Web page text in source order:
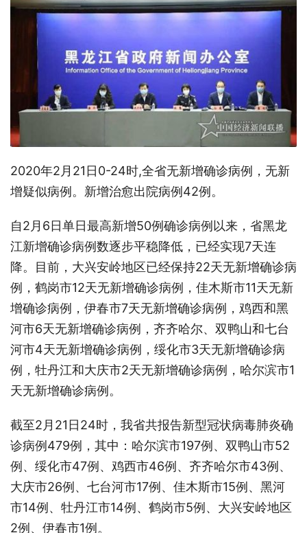
2020年2月21日0-24时,全省无新增确诊病例，无新
增疑似病例。新增治愈出院病例42例。
自2月6日单日最高新增50例确诊病例以来，省黑龙
江新增确诊病例数逐步平稳降低，已经实现7天连
降。目前，大兴安岭地区已经保持22天无新增确诊病
例，鹤岗市12天无新增确诊病例，佳木斯市11天无新
增确诊病例，伊春市7天无新增确诊病例，鸡西和黑
河市6天无新增确诊病例，齐齐哈尔、双鸭山和七台
河市4天无新增确诊病例，绥化市3天无新增确诊病
例，牡丹江和大庆市2天无新增确诊病例，哈尔滨市1
天无新增确诊病例。
截至2月21日24时，我省共报告新型冠状病毒肺炎确
诊病例479例，其中：哈尔滨市197例、双鸭山市52
例、绥化市47例、鸡西市46例、齐齐哈尔市43例、
大庆市26例、七台河市17例、佳木斯市15例、黑河
市14例、牡丹江市14例、鹤岗市5例、大兴安岭地区
2例、伊春市1例。